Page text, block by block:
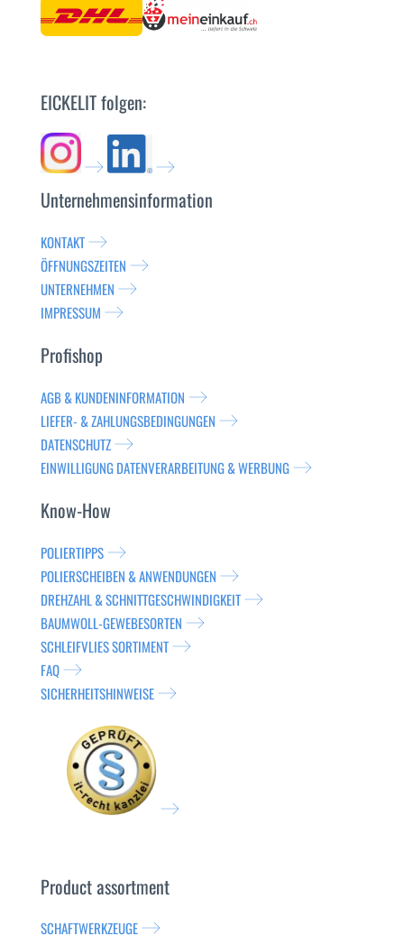
EICKELIT folgen:
Unternehmensinformation
KONTAKT
ÖFFNUNGSZEITEN
UNTERNEHMEN
IMPRESSUM
Profishop
AGB & KUNDENINFORMATION
LIEFER- & ZAHLUNGSBEDINGUNGEN
DATENSCHUTZ
EINWILLIGUNG DATENVERARBEITUNG & WERBUNG
Know-How
POLIERTIPPS
POLIERSCHEIBEN & ANWENDUNGEN
DREHZAHL & SCHNITTGESCHWINDIGKEIT
BAUMWOLL-GEWEBESORTEN
SCHLEIFVLIES SORTIMENT
FAQ
SICHERHEITSHINWEISE
Product assortment
SCHAFTWERKZEUGE